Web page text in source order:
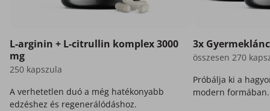
L-arginin + L-citrullin komplex 3000
mg
250 kapszula
A verhetetlen duó a még hatékonyabb
edzéshez és regenerálódáshoz.
3x
összesen 270
Próbálja ki a
modern formában.